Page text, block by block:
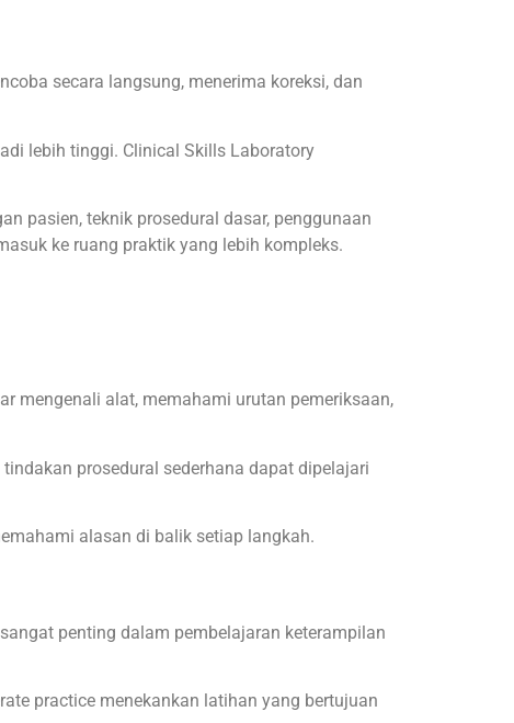
secara langsung, menerima koreksi, dan
lebih tinggi. Clinical Skills Laboratory
pasien, teknik prosedural dasar, penggunaan
ke ruang praktik yang lebih kompleks.
mengenali alat, memahami urutan pemeriksaan,
prosedural sederhana dapat dipelajari
alasan di balik setiap langkah.
penting dalam pembelajaran keterampilan
practice menekankan latihan yang bertujuan